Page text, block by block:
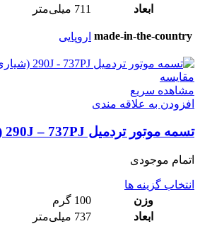
ابعاد
711 میلی‌متر
made-in-the-country اروپایی
مقایسه
مشاهده سریع
افزودن به علاقه مندی
تسمه موتور تردمیل 290J – 737PJ (شیاری)
اتمام موجودی
انتخاب گزینه ها
وزن
100 گرم
ابعاد
737 میلی‌متر